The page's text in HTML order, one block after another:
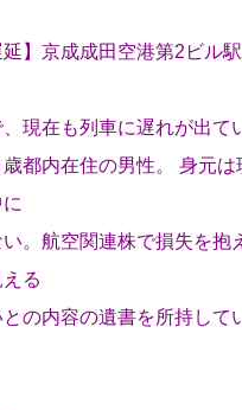
】京成成田空港第2ビル
現在も列車に遅れが出て
都内在住の男性。 身元は
。航空関連株で損失を抱
る
の内容の遺書を所持して